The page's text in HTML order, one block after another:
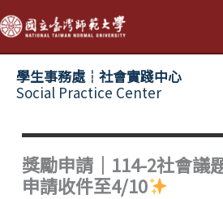
跳
至
主
學生事務處┆社會實踐中心
Social Practice Center
獎勵申請｜114-2社會議
申請收件至4/10